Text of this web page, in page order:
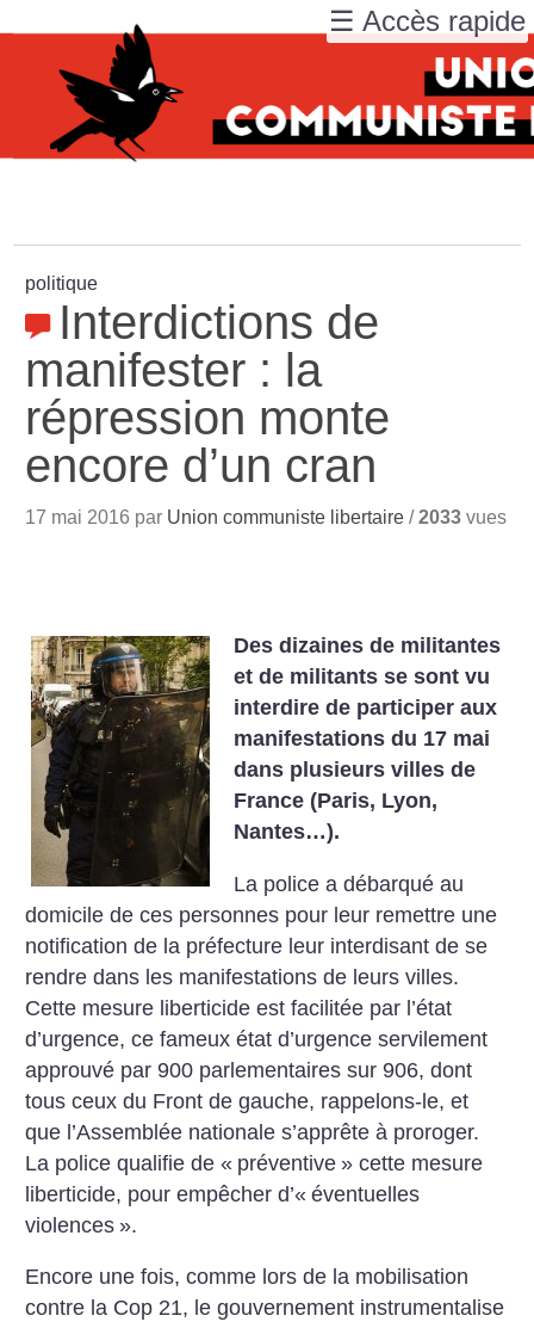
politique
Interdictions de
manifester : la
répression monte
encore d’un cran
17 mai 2016 par Union communiste libertaire /2033 vues
Des dizaines de militantes
et de militants se sont vu
interdire de participer aux
manifestations du 17 mai
dans plusieurs villes de
France (Paris, Lyon,
Nantes…).
La police a débarqué au
domicile de ces personnes pour leur remettre une
notification de la préfecture leur interdisant de se
rendre dans les manifestations de leurs villes.
Cette mesure liberticide est facilitée par l’état
d’urgence, ce fameux état d’urgence servilement
approuvé par 900 parlementaires sur 906, dont
tous ceux du Front de gauche, rappelons-le, et
que l’Assemblée nationale s’apprête à proroger.
La police qualifie de « préventive » cette mesure
liberticide, pour empêcher d’« éventuelles
violences ».
Encore une fois, comme lors de la mobilisation
contre la Cop 21, le gouvernement instrumentalise
☰ Accès rapide